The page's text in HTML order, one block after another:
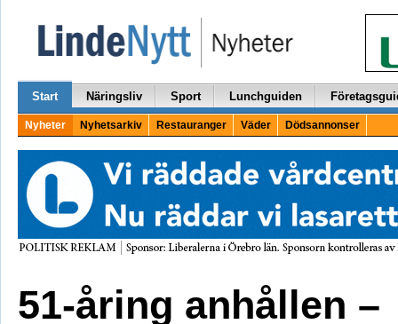
Start Näringsliv Sport Lunchguiden
Nyheter Nyhetsarkiv Restauranger Väder Dödsannonser
51-åring anhållen –